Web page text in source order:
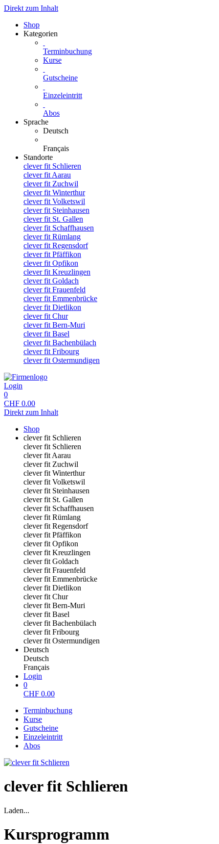
Direkt zum Inhalt
Shop
Kategorien
Terminbuchung
Kurse
Gutscheine
Einzeleintritt
Abos
Sprache
Deutsch
Français
Standorte
clever fit Schlieren
clever fit Aarau
clever fit Zuchwil
clever fit Winterthur
clever fit Volketswil
clever fit Steinhausen
clever fit St. Gallen
clever fit Schaffhausen
clever fit Rümlang
clever fit Regensdorf
clever fit Pfäffikon
clever fit Opfikon
clever fit Kreuzlingen
clever fit Goldach
clever fit Frauenfeld
clever fit Emmenbrücke
clever fit Dietlikon
clever fit Chur
clever fit Bern-Muri
clever fit Basel
clever fit Bachenbülach
clever fit Fribourg
clever fit Ostermundigen
Login
0
CHF 0.00
Direkt zum Inhalt
Shop
clever fit Schlieren
clever fit Schlieren
clever fit Aarau
clever fit Zuchwil
clever fit Winterthur
clever fit Volketswil
clever fit Steinhausen
clever fit St. Gallen
clever fit Schaffhausen
clever fit Rümlang
clever fit Regensdorf
clever fit Pfäffikon
clever fit Opfikon
clever fit Kreuzlingen
clever fit Goldach
clever fit Frauenfeld
clever fit Emmenbrücke
clever fit Dietlikon
clever fit Chur
clever fit Bern-Muri
clever fit Basel
clever fit Bachenbülach
clever fit Fribourg
clever fit Ostermundigen
Deutsch
Deutsch
Français
Login
0
CHF 0.00
Terminbuchung
Kurse
Gutscheine
Einzeleintritt
Abos
clever fit Schlieren
Laden...
Kursprogramm